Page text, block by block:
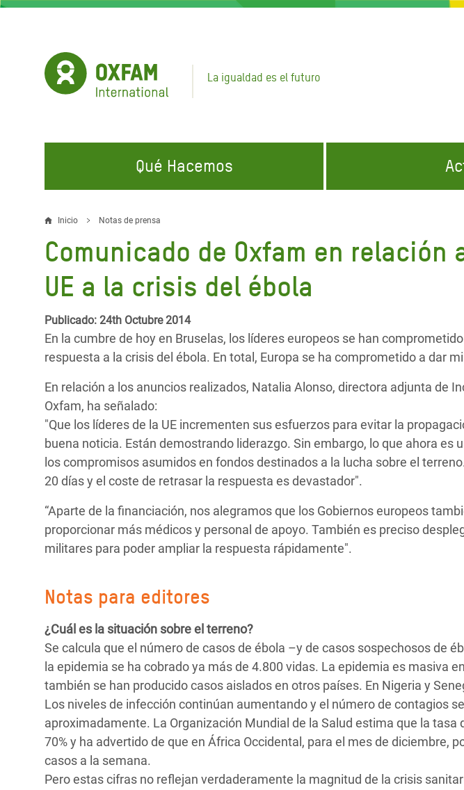
Pasar
La igualdad es el futuro
Qué Hacemos
EN QUÉ TRABAJAMOS
Agua y Servicios de
Saneamiento
Alimentación, Crisis Climática,
y Recursos Naturales
Conflictos y Desastres
Servicios Sociales Básicos
Inequality and Rights in a
Digital Age
Gender, Rights, and Justice
Gaza Crisis Appeal
Llamamiento por la Crisis en
Líbano
en África Oriental
en Sudán del Sur
Crisis de Refugiados Rohinyá
en Bangladesh
Crisis en Siria
ÚNETE A NUESTRAS CAMPAÑAS
Climate Justice
Hands Off Our Spaces
#ActuaPorElClima
Erradiquemos el Sufrimiento Humano que
¡Basta! Acabemos con las violencias contra
mujeres y niñas
Sobrescribir
enlaces
de
ayuda
a
la
navegación
Inicio Notas de prensa
Comunicado de Oxfam en
UE a la crisis del ébola
Publicado: 24th Octubre 2014
En la cumbre de hoy en Bruselas, los líderes europeos se han
respuesta a la crisis del ébola. En total, Europa se ha comprometido a dar
En relación a los anuncios realizados, Natalia Alonso, directora adjunta de
Oxfam, ha señalado:
"Que los líderes de la UE incrementen sus esfuerzos para evitar la
buena noticia. Están demostrando liderazgo. Sin embargo, lo que ahora es
los compromisos asumidos en fondos destinados a la lucha sobre el
20 días y el coste de retrasar la respuesta es devastador".
“Aparte de la financiación, nos alegramos que los Gobiernos europeos
proporcionar más médicos y personal de apoyo. También es preciso
militares para poder ampliar la respuesta rápidamente".
Notas para editores
¿Cuál es la situación sobre el terreno?
Se calcula que el número de casos de ébola –y de casos sospechosos de
la epidemia se ha cobrado ya más de 4.800 vidas. La epidemia es masiva
también se han producido casos aislados en otros países. En Nigeria y
Los niveles de infección continúan aumentando y el número de contagios
aproximadamente. La Organización Mundial de la Salud estima que la tasa
70% y ha advertido de que en África Occidental, para el mes de diciembre,
casos a la semana.
Pero estas cifras no reflejan verdaderamente la magnitud de la crisis